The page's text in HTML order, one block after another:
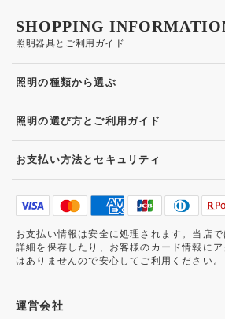
照明器具とご利用ガイド
SHOPPING
照明の種類から選ぶ
照明の選び方とご利用ガイド
お支払い方法とセキュリティ
お支払い情報は安全に処理されます。当店
詳細を保存したり、お客様のカード情報に
はありませんので安心してご利用ください。
運営会社